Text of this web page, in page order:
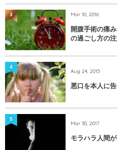
Mar 10, 2016
開腹手術の痛
の過ごし方の
3
Aug 24, 2015
悪口を本人に
4
Mar 30, 2017
モラハラ人間
5